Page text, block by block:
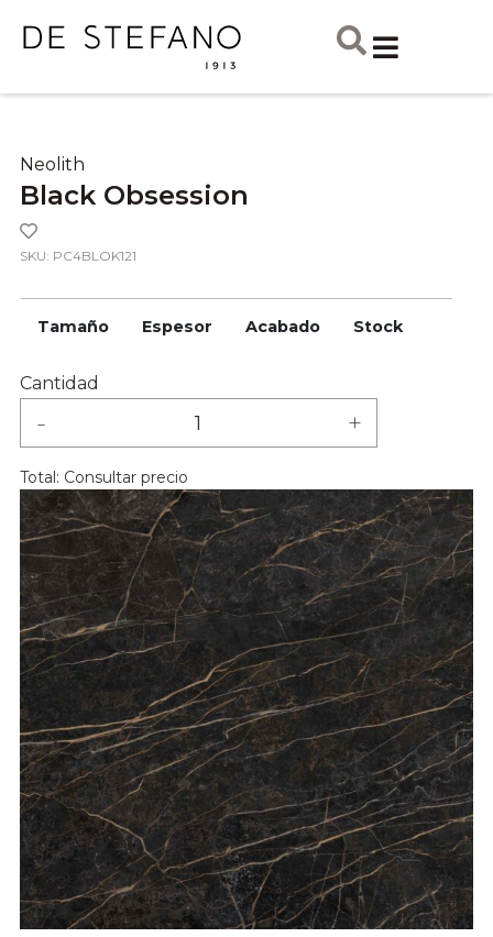
Neolith
Black Obsession
SKU: PC4BLOK121
Tamaño Espesor Acabado Stock
Cantidad
- +
Total: Consultar precio